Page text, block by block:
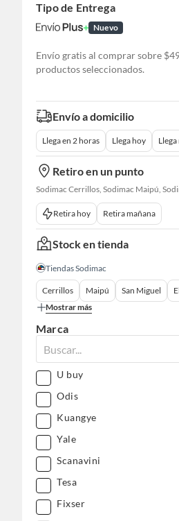
Tipo de Entrega
Nuevo
Envío gratis al comprar sobre
productos seleccionados.
Envío a domicilio
Llega en 2 horas Llega hoy
Retiro en un punto
Retira hoy Retira mañana
Stock en tienda
Tiendas Sodimac
Cerrillos Maipú San Miguel
Mostrar más
Marca
U buy
Odis
Kuangye
Yale
Scanavini
Tesa
Fixser